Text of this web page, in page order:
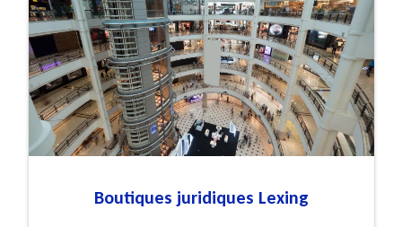
Boutiques juridiques Lexing